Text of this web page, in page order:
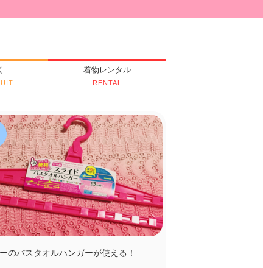
着物レンタル
RENTAL
のバスタオルハンガーが使える！